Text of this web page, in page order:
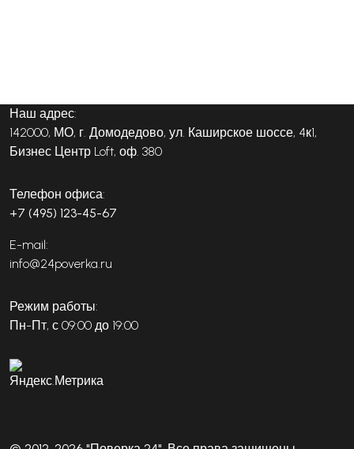
Наш адрес:
142000, МО, г. Домодедово, ул. Каширское шоссе, 4к1,
Бизнес Центр Loft, оф. 380
Телефон офиса:
+7 (495) 123-45-67
E-mail:
info@24poverka.ru
Режим работы:
Пн-Пт, с 09:00 до 19:00